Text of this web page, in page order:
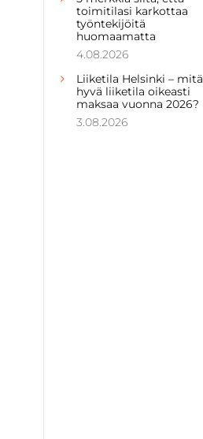
toimitilasi karkottaa
työntekijöitä
huomaamatta
4.08.2026
Liiketila Helsinki – mitä
hyvä liiketila oikeasti
maksaa vuonna 2026?
3.08.2026